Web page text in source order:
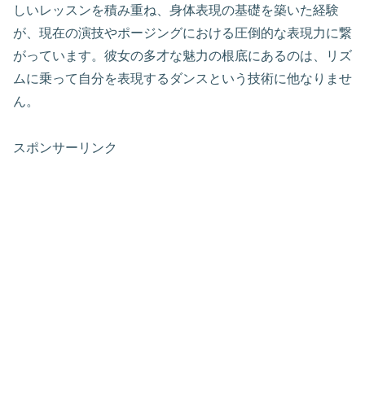
しいレッスンを積み重ね、身体表現の基礎を築いた経験
が、現在の演技やポージングにおける圧倒的な表現力に繋
がっています。彼女の多才な魅力の根底にあるのは、リズ
ムに乗って自分を表現するダンスという技術に他なりませ
ん。
スポンサーリンク